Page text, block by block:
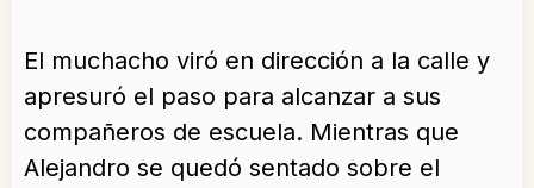
El muchacho viró en dirección a la calle y
apresuró el paso para alcanzar a sus
compañeros de escuela. Mientras que
Alejandro se quedó sentado sobre el